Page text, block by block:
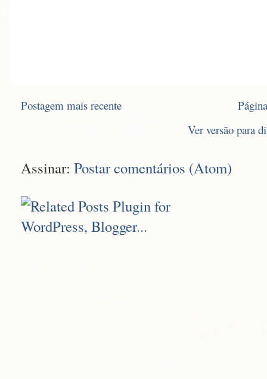
Postagem mais recente
Ver versão para
Assinar: Postar comentários (Atom)